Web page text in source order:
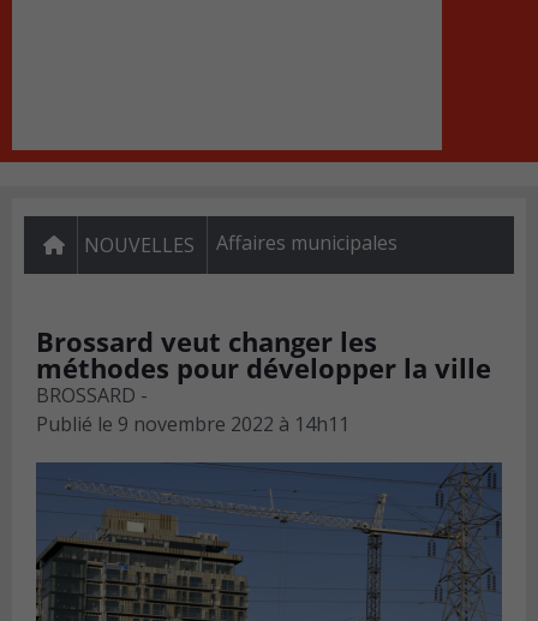
NOUVELLES Affaires municipales
Brossard veut changer les
méthodes pour développer la ville
BROSSARD -
Publié le 9 novembre 2022 à 14h11